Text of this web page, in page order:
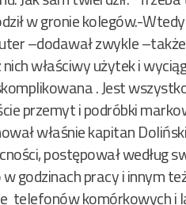
w gronie kolegów.-
–dodawał zwykle –także
właściwy użytek i
. Jest
przemyt i podróbki
właśnie kapitan
postępował według
godzinach pracy i innym
telefonów komórkowych i